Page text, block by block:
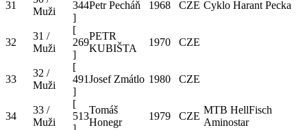
31
Muži
344
]
Petr Pecháň 1968 CZE Cyklo Harant Pecka
32
31 /
Muži
[
269
]
PETR
KUBIŠTA
1970 CZE
33
32 /
Muži
[
491
]
Josef Zmátlo 1980 CZE
34
33 /
Muži
[
513
Tomáš
Honegr
1979 CZE
MTB HellFisch
Aminostar